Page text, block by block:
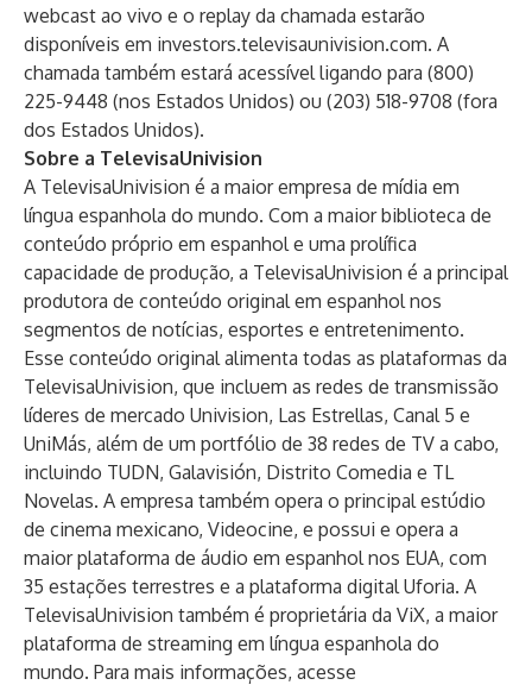
webcast ao vivo e o replay da chamada estarão
disponíveis em investors.televisaunivision.com. A
chamada também estará acessível ligando para (800)
225-9448 (nos Estados Unidos) ou (203) 518-9708 (fora
dos Estados Unidos).
Sobre a TelevisaUnivision
A TelevisaUnivision é a maior empresa de mídia em
língua espanhola do mundo. Com a maior biblioteca de
conteúdo próprio em espanhol e uma prolífica
capacidade de produção, a TelevisaUnivision é a principal
produtora de conteúdo original em espanhol nos
segmentos de notícias, esportes e entretenimento.
Esse conteúdo original alimenta todas as plataformas da
TelevisaUnivision, que incluem as redes de transmissão
líderes de mercado Univision, Las Estrellas, Canal 5 e
UniMás, além de um portfólio de 38 redes de TV a cabo,
incluindo TUDN, Galavisión, Distrito Comedia e TL
Novelas. A empresa também opera o principal estúdio
de cinema mexicano, Videocine, e possui e opera a
maior plataforma de áudio em espanhol nos EUA, com
35 estações terrestres e a plataforma digital Uforia. A
TelevisaUnivision também é proprietária da ViX, a maior
plataforma de streaming em língua espanhola do
mundo. Para mais informações, acesse